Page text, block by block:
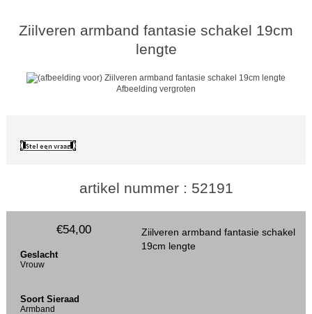
Ziilveren armband fantasie schakel 19cm
lengte
Afbeelding vergroten
artikel nummer : 52191
Ziilveren armband fantasie schakel
19cm lengte
€54,00
Geslacht
Vrouw
Soort Sieraad
Armband